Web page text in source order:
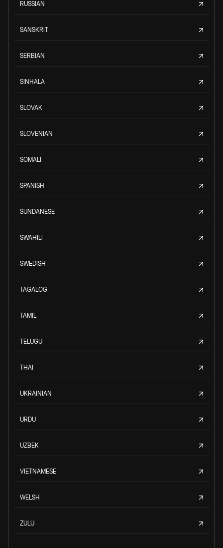
RUSSIAN
SANSKRIT
SERBIAN
SINHALA
SLOVAK
SLOVENIAN
SOMALI
SPANISH
SUNDANESE
SWAHILI
SWEDISH
TAGALOG
TAMIL
TELUGU
THAI
UKRAINIAN
URDU
UZBEK
VIETNAMESE
WELSH
ZULU